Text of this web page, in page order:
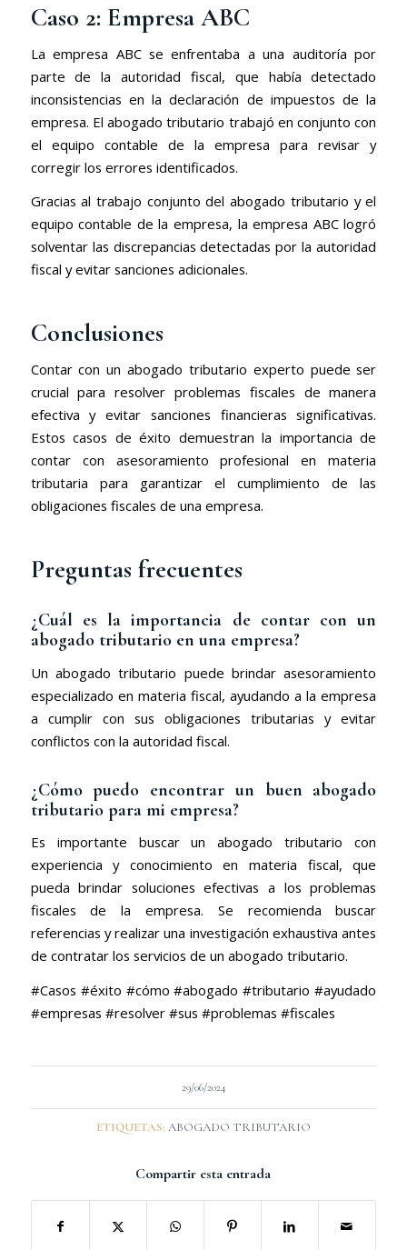
Caso 2: Empresa ABC
La empresa ABC se enfrentaba a una auditoría por
parte de la autoridad fiscal, que había detectado
inconsistencias en la declaración de impuestos de la
empresa. El abogado tributario trabajó en conjunto con
el equipo contable de la empresa para revisar y
corregir los errores identificados.
Gracias al trabajo conjunto del abogado tributario y el
equipo contable de la empresa, la empresa ABC logró
solventar las discrepancias detectadas por la autoridad
fiscal y evitar sanciones adicionales.
Conclusiones
Contar con un abogado tributario experto puede ser
crucial para resolver problemas fiscales de manera
efectiva y evitar sanciones financieras significativas.
Estos casos de éxito demuestran la importancia de
contar con asesoramiento profesional en materia
tributaria para garantizar el cumplimiento de las
obligaciones fiscales de una empresa.
Preguntas frecuentes
¿Cuál es la importancia de contar con un
abogado tributario en una empresa?
Un abogado tributario puede brindar asesoramiento
especializado en materia fiscal, ayudando a la empresa
a cumplir con sus obligaciones tributarias y evitar
conflictos con la autoridad fiscal.
¿Cómo puedo encontrar un buen abogado
tributario para mi empresa?
Es importante buscar un abogado tributario con
experiencia y conocimiento en materia fiscal, que
pueda brindar soluciones efectivas a los problemas
fiscales de la empresa. Se recomienda buscar
referencias y realizar una investigación exhaustiva antes
de contratar los servicios de un abogado tributario.
#Casos #éxito #cómo #abogado #tributario #ayudado
#empresas #resolver #sus #problemas #fiscales
29/06/2024
ETIQUETAS: ABOGADO TRIBUTARIO
Compartir esta entrada